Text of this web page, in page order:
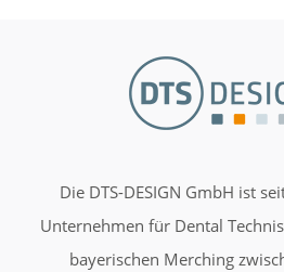
Die DTS-DESIGN GmbH ist
Unternehmen für Dental
bayerischen Merching